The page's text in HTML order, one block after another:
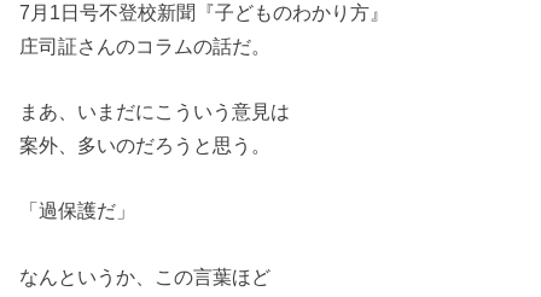
7月1日号不登校新聞『子どものわかり方』
庄司証さんのコラムの話だ。
まあ、いまだにこういう意見は
案外、多いのだろうと思う。
「過保護だ」
なんというか、この言葉ほど